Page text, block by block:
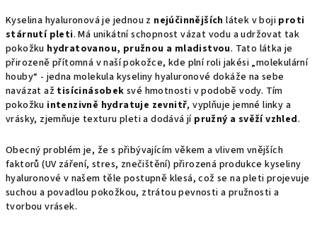
Kyselina hyaluronová je jednou z nejúčinnějšíchlátek v boji proti
stárnutí pleti. Má unikátní schopnost vázat vodu a udržovat tak
pokožku hydratovanou, pružnou a mladistvou. Tato látka je
přirozeně přítomná v naší pokožce, kde plní roli jakési „molekulární
houby“ - jedna molekula kyseliny hyaluronové dokáže na sebe
navázat až tisícinásobeksvé hmotnosti v podobě vody. Tím
pokožku intenzivně hydratuje zevnitř, vyplňuje jemné linky a
vrásky, zjemňuje texturu pleti a dodává jí pružný a svěží vzhled.
Obecný problém je, že s přibývajícím věkem a vlivem vnějších
faktorů (UV záření, stres, znečištění) přirozená produkce kyseliny
hyaluronové v našem těle postupně klesá, což se na pleti projevuje
suchou a povadlou pokožkou, ztrátou pevnosti a pružnosti a
tvorbou vrásek.